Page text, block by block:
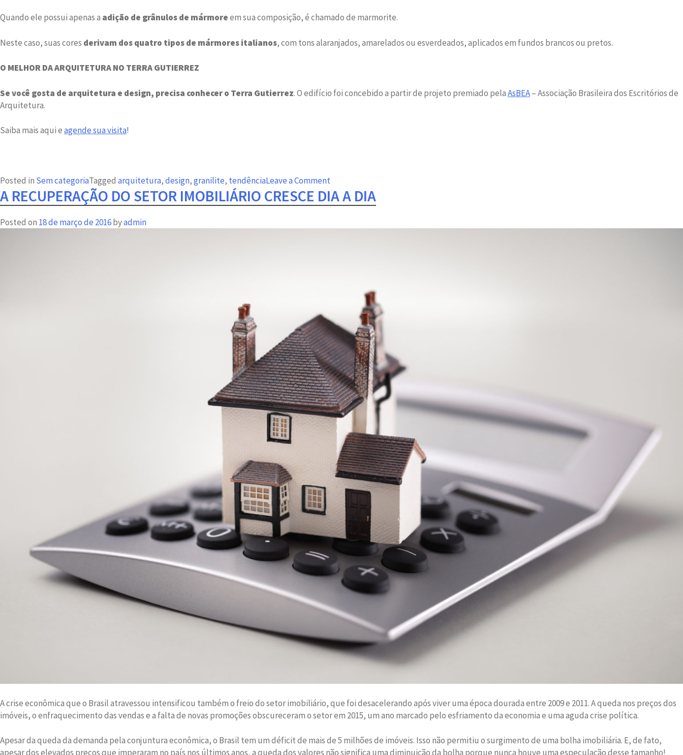
Quando ele possui apenas a adição de grânulos de mármoreem sua composição, é chamado de marmorite.
Neste caso, suas cores derivam dos quatro tipos de mármores italianos, com tons alaranjados, amarelados ou esverdeados, aplicados em fundos brancos ou pretos.
O MELHOR DA ARQUITETURA NO TERRA GUTIERREZ
Se você gosta de arquitetura e design, precisa conhecer o Terra Gutierrez. O edifício foi concebido a partir de projeto premiado pelaAsBEA– Associação Brasileira dos Escritórios de
Arquitetura.
Saiba mais aqui eagende sua visita!
Posted in Sem categoriaTagged arquitetura,design,granilite, tendênciaLeave a Comment
Granilite
renasce
tendência
A RECUPERAÇÃO DO SETOR IMOBILIÁRIO CRESCE DIA A DIA
Posted on 18 de março de 2016byadmin
A crise econômica que o Brasil atravessou intensificou também o freio do setor imobiliário, que foi desacelerando após viver uma época dourada entre 2009 e 2011. A queda nos preços dos
imóveis, o enfraquecimento das vendas e a falta de novas promoções obscureceram o setor em 2015, um ano marcado pelo esfriamento da economia e uma aguda crise política.
Apesar da queda da demanda pela conjuntura econômica, o Brasil tem um déficit de mais de 5 milhões de imóveis. Isso não permitiu o surgimento de uma bolha imobiliária. E, de fato,
apesar dos elevados preços que imperaram no país nos últimos anos, a queda dos valores não significa uma diminuição da bolha porque nunca houve uma especulação desse tamanho!